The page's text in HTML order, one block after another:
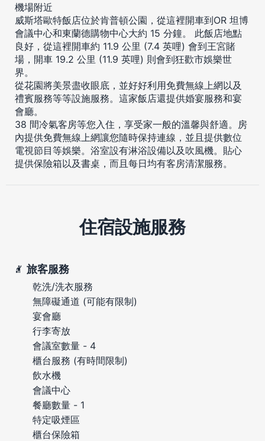
機場附近
威斯塔歐特飯店位於肯普頓公園，從這裡開車到OR 坦博
會議中心和東蘭德購物中心大約 15 分鐘。 此飯店地點
良好，從這裡開車約 11.9 公里 (7.4 英哩) 會到王宮賭
場，開車 19.2 公里 (11.9 英哩) 則會到狂歡市娛樂世
界。
從花園將美景盡收眼底，並好好利用免費無線上網以及
禮賓服務等等設施服務。這家飯店還提供婚宴服務和宴
會廳。
38 間冷氣客房等您入住，享受家一般的溫馨與舒適。房
內提供免費無線上網讓您隨時保持連線，並且提供數位
電視節目等娛樂。浴室設有淋浴設備以及吹風機。貼心
提供保險箱以及書桌，而且每日均有客房清潔服務。
住宿設施服務
旅客服務
乾洗/洗衣服務
無障礙通道 (可能有限制)
宴會廳
行李寄放
會議室數量 - 4
櫃台服務 (有時間限制)
飲水機
會議中心
餐廳數量 - 1
特定吸煙區
櫃台保險箱